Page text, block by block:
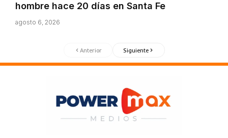
hombre hace 20 días en Santa Fe
agosto 6, 2026
Anterior Siguiente